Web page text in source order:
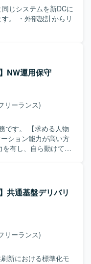
じシステムを新DCに
。 ・外部設計からリ
NW運用保守
リーランス)
める人物
ション能力が高い方
有し、自ら動けて柔
共通基盤デリバリ
リーランス)
新における標準化モ